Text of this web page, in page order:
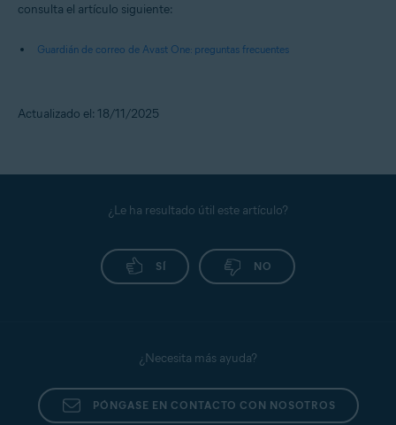
consulta el artículo siguiente:
Guardián de correo de Avast One: preguntas frecuentes
Actualizado el: 18/11/2025
¿Le ha resultado útil este artículo?
SÍ NO
¿Necesita más ayuda?
PÓNGASE EN CONTACTO CON NOSOTROS